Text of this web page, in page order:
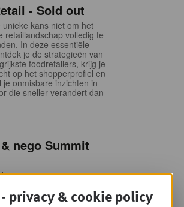
- Sold out
unieke kans niet om het
retaillandschap volledig te
In deze essentiële
je de strategieën van
foodretailers, krijg je
op het shopperprofiel en
je onmisbare inzichten in
die sneller verandert dan
nego Summit
summit 2026
privacy & cookie policy